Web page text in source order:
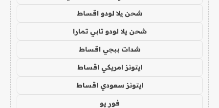
شحن يلا لودو اقساط
شحن يلا لودو تابي تمارا
شدات ببجي اقساط
ايتونز امريكي اقساط
ايتونز سعودي اقساط
فور يو